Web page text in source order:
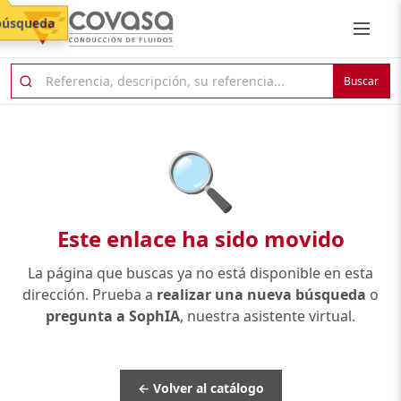
Buscar
🔍
Este enlace ha sido movido
La página que buscas ya no está disponible en esta
dirección. Prueba a realizar una nueva búsqueda o
pregunta a SophIA, nuestra asistente virtual.
← Volver al catálogo